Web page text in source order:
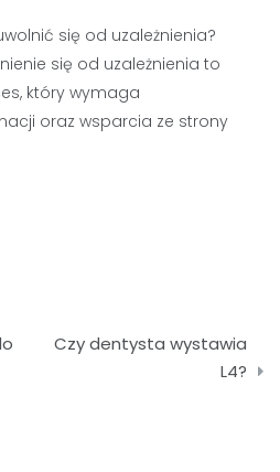
się od uzależnienia?
się od uzależnienia to
który wymaga
oraz wsparcia ze strony
Czy dentysta wystawia
L4?